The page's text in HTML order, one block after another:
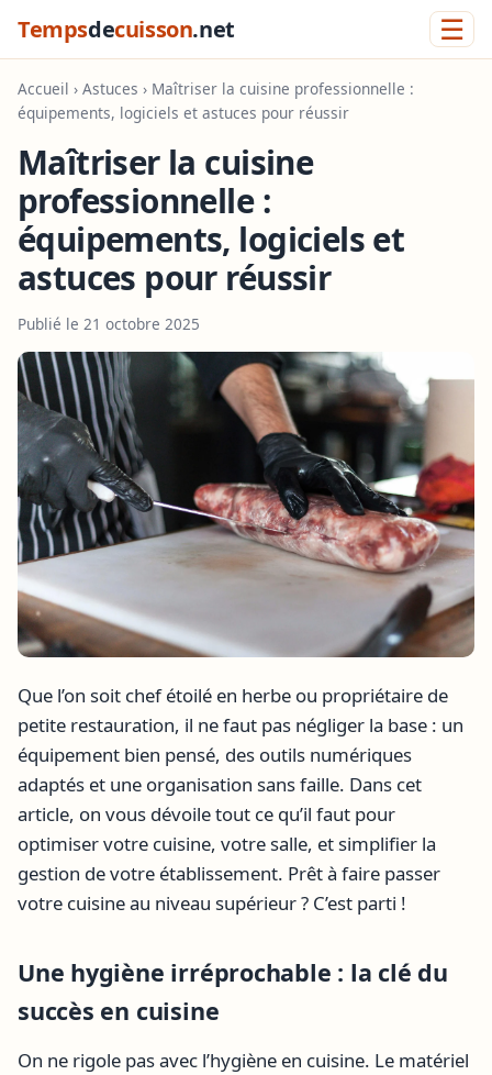
Tempsdecuisson.net ☰
Accueil › Astuces › Maîtriser la cuisine professionnelle :
équipements, logiciels et astuces pour réussir
Maîtriser la cuisine
professionnelle :
équipements, logiciels et
astuces pour réussir
Publié le 21 octobre 2025
Que l’on soit chef étoilé en herbe ou propriétaire de
petite restauration, il ne faut pas négliger la base : un
équipement bien pensé, des outils numériques
adaptés et une organisation sans faille. Dans cet
article, on vous dévoile tout ce qu’il faut pour
optimiser votre cuisine, votre salle, et simplifier la
gestion de votre établissement. Prêt à faire passer
votre cuisine au niveau supérieur ? C’est parti !
Une hygiène irréprochable : la clé du
succès en cuisine
On ne rigole pas avec l’hygiène en cuisine. Le matériel